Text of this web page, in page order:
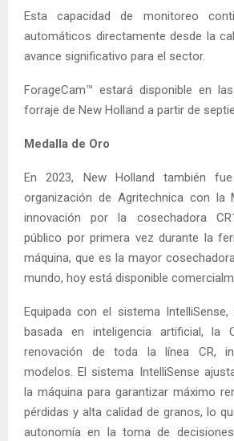
Esta capacidad de monitoreo
automáticos directamente desde la
avance significativo para el sector.
ForageCam™ estará disponible en
forraje de New Holland a partir de
Medalla de Oro
En 2023, New Holland también
organización de Agritechnica con la
innovación por la cosechadora
público por primera vez durante la
máquina, que es la mayor
mundo, hoy está disponible
Equipada con el sistema
basada en inteligencia artificial, la
renovación de toda la línea CR,
modelos. El sistema IntelliSense
la máquina para garantizar máximo
pérdidas y alta calidad de granos, lo
autonomía en la toma de